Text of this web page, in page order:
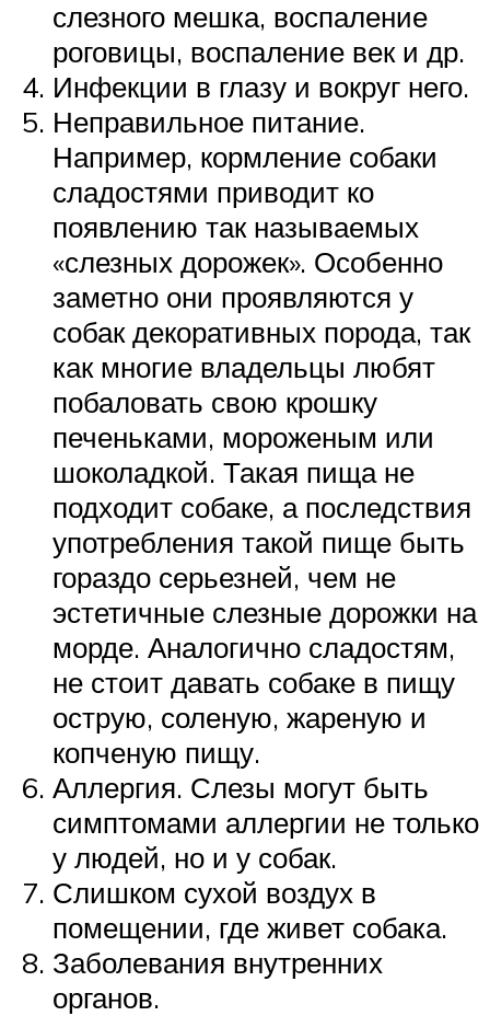
слезного мешка, воспаление
роговицы, воспаление век и др.
Инфекции в глазу и вокруг него.
Неправильное питание.
Например, кормление собаки
сладостями приводит ко
появлению так называемых
«слезных дорожек». Особенно
заметно они проявляются у
собак декоративных порода, так
как многие владельцы любят
побаловать свою крошку
печеньками, мороженым или
шоколадкой. Такая пища не
подходит собаке, а последствия
употребления такой пище быть
гораздо серьезней, чем не
эстетичные слезные дорожки на
морде. Аналогично сладостям,
не стоит давать собаке в пищу
острую, соленую, жареную и
копченую пищу.
Аллергия. Слезы могут быть
симптомами аллергии не только
у людей, но и у собак.
Слишком сухой воздух в
помещении, где живет собака.
Заболевания внутренних
органов.